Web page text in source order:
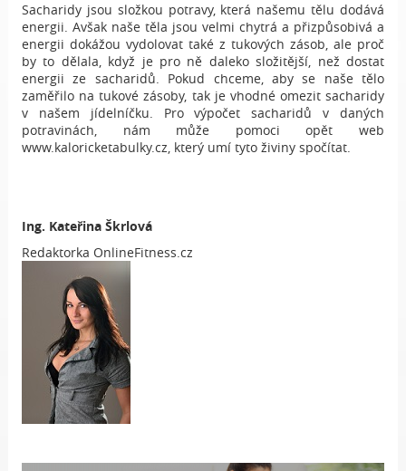
Sacharidy jsou složkou potravy, která našemu tělu dodává
energii. Avšak naše těla jsou velmi chytrá a přizpůsobivá a
energii dokážou vydolovat také z tukových zásob, ale proč
by to dělala, když je pro ně daleko složitější, než dostat
energii ze sacharidů. Pokud chceme, aby se naše tělo
zaměřilo na tukové zásoby, tak je vhodné omezit sacharidy
v našem jídelníčku. Pro výpočet sacharidů v daných
potravinách, nám může pomoci opět web
www.kaloricketabulky.cz, který umí tyto živiny spočítat.
Ing. Kateřina Škrlová
Redaktorka OnlineFitness.cz